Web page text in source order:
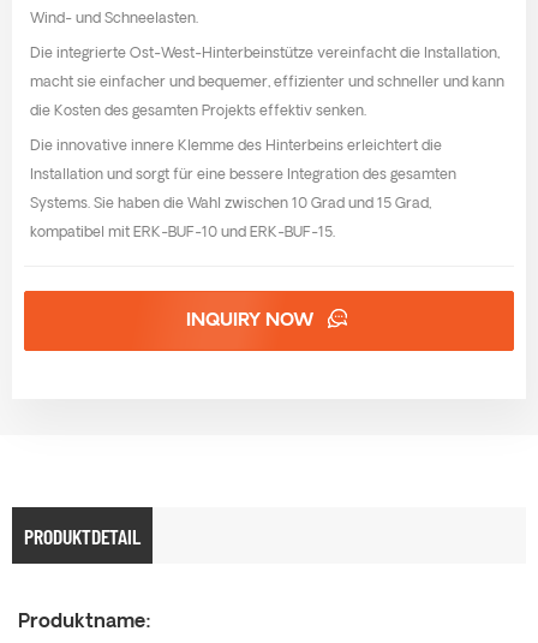
Wind- und Schneelasten.
Die integrierte Ost-West-Hinterbeinstütze vereinfacht die Installation,
macht sie einfacher und bequemer, effizienter und schneller und kann
die Kosten des gesamten Projekts effektiv senken.
Die innovative innere Klemme des Hinterbeins erleichtert die
Installation und sorgt für eine bessere Integration des gesamten
Systems. Sie haben die Wahl zwischen 10 Grad und 15 Grad,
kompatibel mit ERK-BUF-10 und ERK-BUF-15.
INQUIRY NOW
PRODUKTDETAIL
Produktname: